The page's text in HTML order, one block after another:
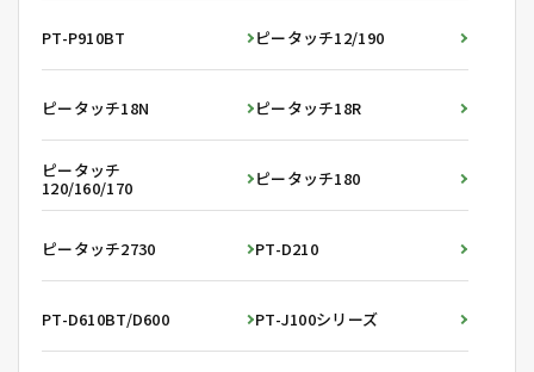
PT-P910BT ピータッチ12/190
ピータッチ18N ピータッチ18R
ピータッチ
120/160/170 ピータッチ180
ピータッチ2730 PT-D210
PT-D610BT/D600 PT-J100シリーズ